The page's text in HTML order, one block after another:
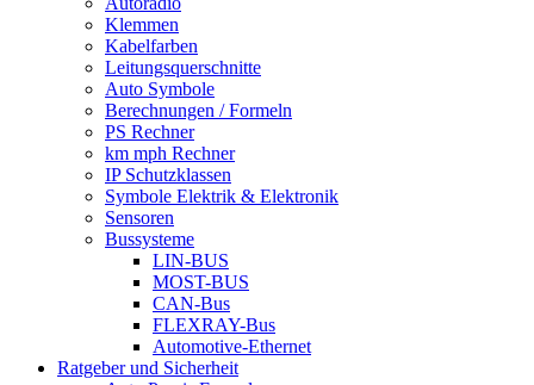
Klemmen
Kabelfarben
Leitungsquerschnitte
Auto Symbole
Berechnungen / Formeln
PS Rechner
km mph Rechner
IP Schutzklassen
Symbole Elektrik & Elektronik
Sensoren
Bussysteme
LIN-BUS
MOST-BUS
CAN-Bus
FLEXRAY-Bus
Automotive-Ethernet
Ratgeber und Sicherheit